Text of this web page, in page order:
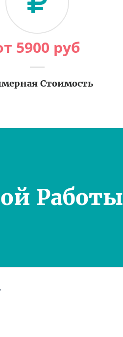
5900 руб
Стоимость
Работы